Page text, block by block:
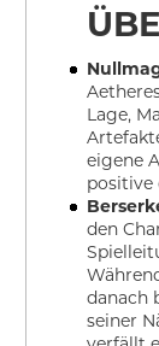
Lage,
eigene
positive
den
danach
seiner